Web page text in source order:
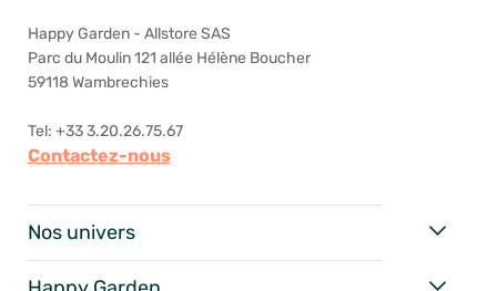
Happy Garden - Allstore SAS
Parc du Moulin 121 allée Hélène Boucher
59118 Wambrechies
Tel: +33 3.20.26.75.67
Contactez-nous
Nos univers